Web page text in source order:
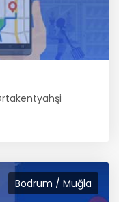
Bodrum / Muğla